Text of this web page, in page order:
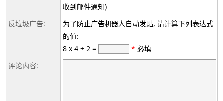
收到邮件通知)
反垃圾广告:
为了防止广告机器人自动发贴, 请计算下列表达式
的值:
8 x 4 + 2 =
* 必填
评论内容: